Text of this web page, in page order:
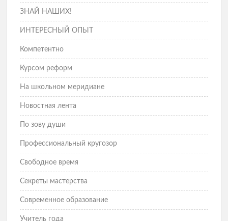
ЗНАЙ НАШИХ!
ИНТЕРЕСНЫЙ ОПЫТ
Компетентно
Курсом реформ
На школьном меридиане
Новостная лента
По зову души
Профессиональный кругозор
Свободное время
Секреты мастерства
Современное образование
Учитель года